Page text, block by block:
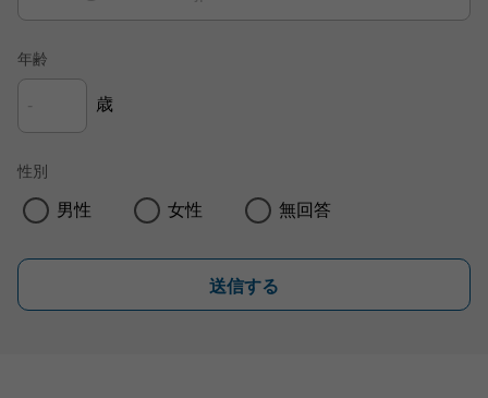
年齢
歳
性別
男性 女性 無回答
送信する